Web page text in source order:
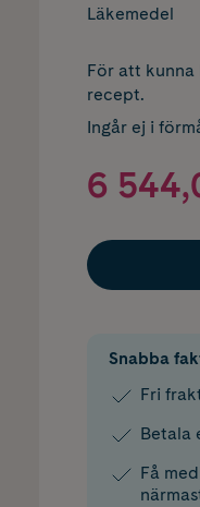
Läkemedel
För att kunna
recept.
Ingår ej i
6
Snabba
Fri
Betala
Få